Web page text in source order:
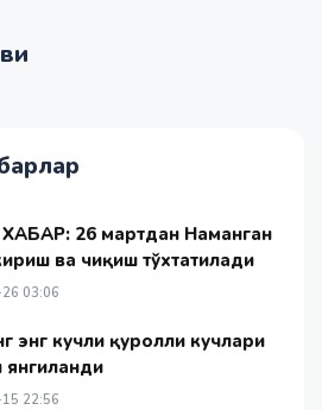
26 мартдан Наманган
ва чиқиш тўхтатилади
03:06
энг кучли қуролли кучлари
янгиланди
22:56